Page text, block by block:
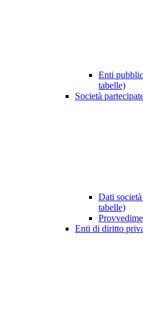
Enti
tabelle)
Società
Dati
tabelle)
Enti di diritto